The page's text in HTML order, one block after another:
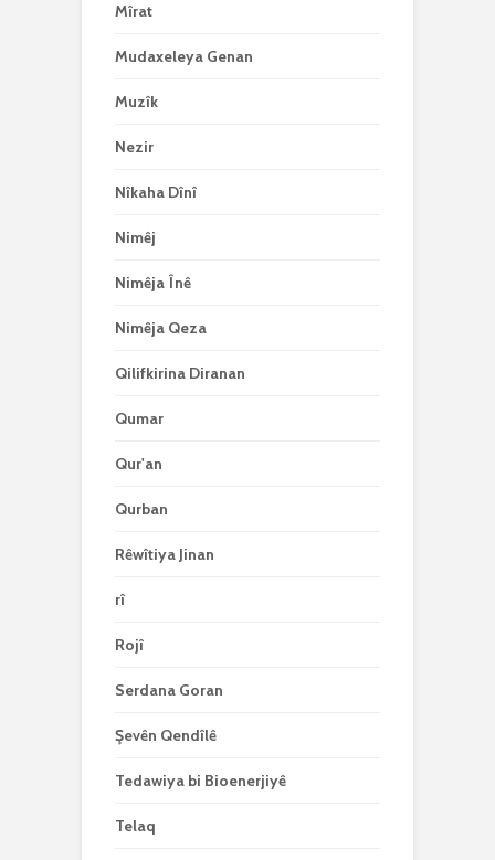
Mîrat
Mudaxeleya Genan
Muzîk
Nezir
Nîkaha Dînî
Nimêj
Nimêja Înê
Nimêja Qeza
Qilifkirina Diranan
Qumar
Qur'an
Qurban
Rêwîtiya Jinan
rî
Rojî
Serdana Goran
Şevên Qendîlê
Tedawiya bi Bioenerjiyê
Telaq